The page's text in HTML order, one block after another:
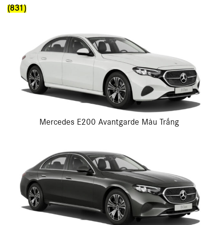
(831)
Mercedes E200 Avantgarde Màu Trắng